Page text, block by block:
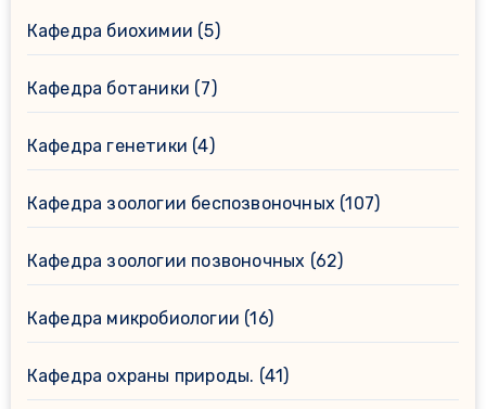
Кафедра биохимии (5)
Кафедра ботаники (7)
Кафедра генетики (4)
Кафедра зоологии беспозвоночных (107)
Кафедра зоологии позвоночных (62)
Кафедра микробиологии (16)
Кафедра охраны природы. (41)